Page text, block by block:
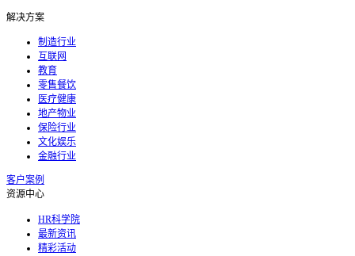
解决方案
制造行业
互联网
教育
零售餐饮
医疗健康
地产物业
保险行业
文化娱乐
金融行业
客户案例
资源中心
HR科学院
最新资讯
精彩活动